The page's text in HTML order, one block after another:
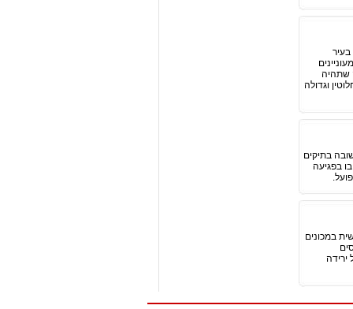
שתהיה
וגדולה
בתיקים
בפגיעה
במכונים
ירידה